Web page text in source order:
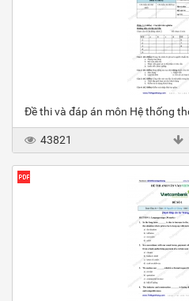
Đề thi và đáp án môn Hệ thống
43821